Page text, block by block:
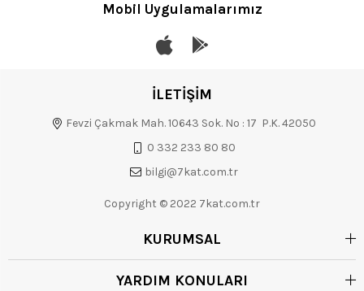
Mobil Uygulamalarımız
İLETİŞİM
Fevzi Çakmak Mah. 10643 Sok. No : 17 P.K. 42050
0 332 233 80 80
bilgi@7kat.com.tr
Copyright © 2022 7kat.com.tr
KURUMSAL
YARDIM KONULARI